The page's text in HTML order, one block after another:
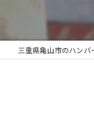
イベン
三重県亀山市のハンバ